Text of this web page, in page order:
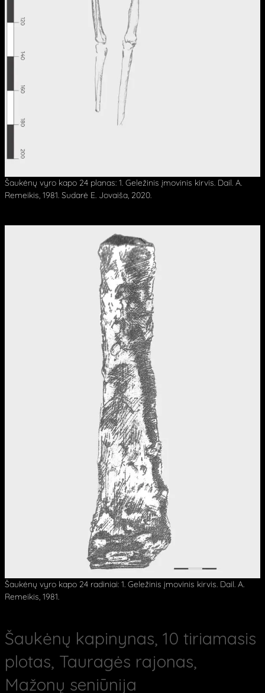
Šaukėnų vyro kapo 24 planas: 1. Geležinis įmovinis kirvis. Dail. A.
Remeikis, 1981. Sudarė E. Jovaiša, 2020.
Šaukėnų vyro kapo 24 radiniai: 1. Geležinis įmovinis kirvis. Dail. A.
Remeikis, 1981.
Šaukėnų kapinynas, 10 tiriamasis
plotas, Tauragės rajonas,
Mažonų seniūnija